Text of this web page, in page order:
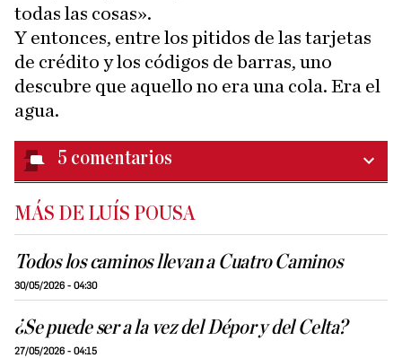
todas las cosas».
Y entonces, entre los pitidos de las tarjetas
de crédito y los códigos de barras, uno
descubre que aquello no era una cola. Era el
agua.
5 comentarios
MÁS DE LUÍS POUSA
Todos los caminos llevan a Cuatro Caminos
30/05/2026 - 04:30
¿Se puede ser a la vez del Dépor y del Celta?
27/05/2026 - 04:15